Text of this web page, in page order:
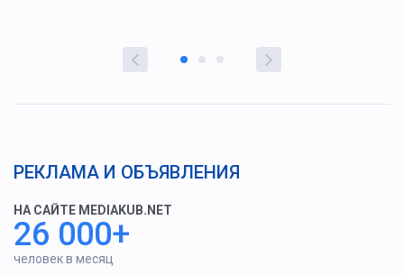
РЕКЛАМА И ОБЪЯВЛЕНИЯ
НА САЙТЕ MEDIAKUB.NET
26 000+
человек в месяц